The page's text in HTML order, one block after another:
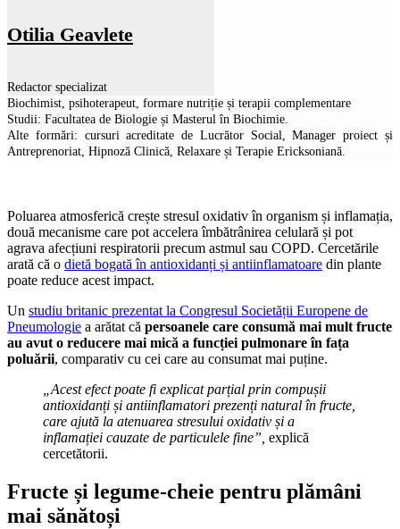
Otilia Geavlete
Redactor specializat
Biochimist, psihoterapeut, formare nutriție și terapii complementare
Studii: Facultatea de Biologie și Masterul în Biochimie.
Alte formări: cursuri acreditate de Lucrător Social, Manager proiect și
Antreprenoriat, Hipnoză Clinică, Relaxare și Terapie Ericksoniană.
Poluarea atmosferică crește stresul oxidativ în organism și inflamația,
două mecanisme care pot accelera îmbătrânirea celulară și pot
agrava afecțiuni respiratorii precum astmul sau COPD. Cercetările
arată că o dietă bogată în antioxidanți și antiinflamatoare din plante
poate reduce acest impact.
Un studiu britanic prezentat la Congresul Societății Europene de
Pneumologie a arătat că persoanele care consumă mai mult fructe
au avut o reducere mai mică a funcției pulmonare în fața
poluării, comparativ cu cei care au consumat mai puține.
„Acest efect poate fi explicat parțial prin compușii
antioxidanți și antiinflamatori prezenți natural în fructe,
care ajută la atenuarea stresului oxidativ și a
inflamației cauzate de particulele fine”, explică
cercetătorii.
Fructe și legume-cheie pentru plămâni
mai sănătoși